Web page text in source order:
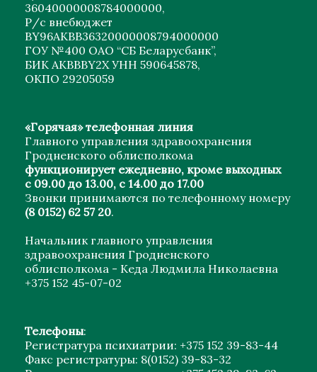
36040000008784000000,
Р/с внебюджет
BY96AKBB36320000008794000000
ГОУ №400 ОАО “СБ Беларусбанк”,
БИК АКВВВY2X УНН 590645878,
ОКПО 29205059
«Горячая» телефонная линия
Главного управления здравоохранения
Гродненского облисполкома
функционирует ежедневно, кроме выходных
с 09.00 до 13.00, с 14.00 до 17.00
Звонки принимаются по телефонному номеру
(8 0152) 62 57 20.
Начальник главного управления
здравоохранения Гродненского
облисполкома - Кеда Людмила Николаевна
+375 152 45-07-02
Телефоны:
Регистратура психиатрии: +375 152 39-83-44
Факс регистратуры: 8(0152) 39-83-32